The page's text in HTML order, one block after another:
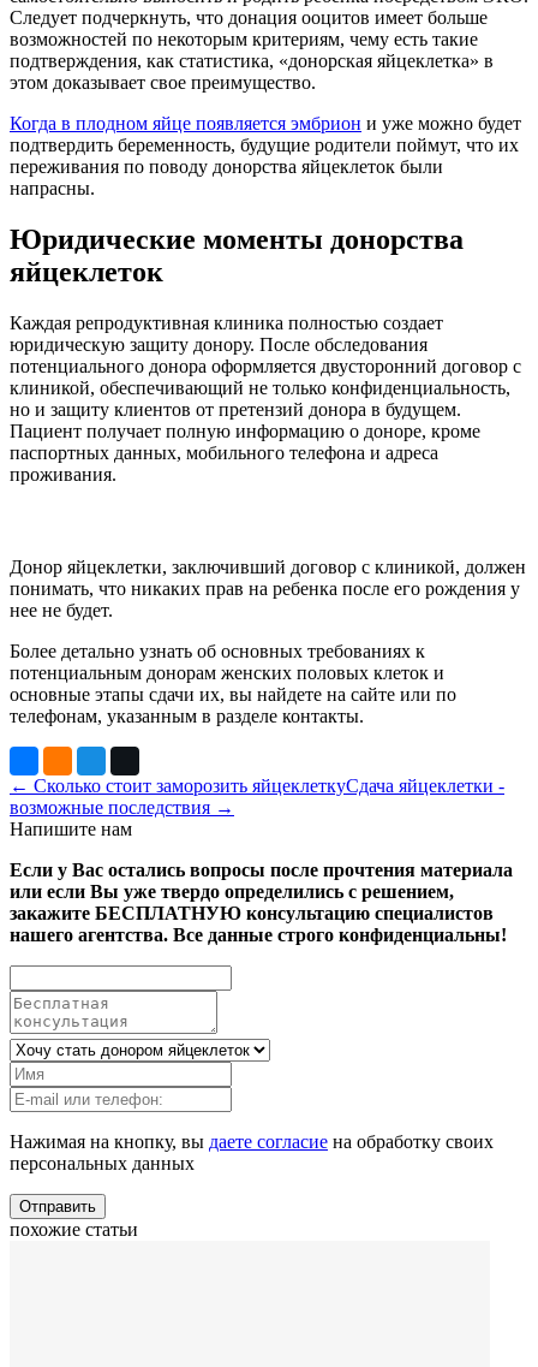
Следует подчеркнуть, что донация ооцитов имеет больше
возможностей по некоторым критериям, чему есть такие
подтверждения, как статистика, «донорская яйцеклетка» в
этом доказывает свое преимущество.
Когда в плодном яйце появляется эмбрион и уже можно будет
подтвердить беременность, будущие родители поймут, что их
переживания по поводу донорства яйцеклеток были
напрасны.
Юридические моменты донорства
яйцеклеток
Каждая репродуктивная клиника полностью создает
юридическую защиту донору. После обследования
потенциального донора оформляется двусторонний договор с
клиникой, обеспечивающий не только конфиденциальность,
но и защиту клиентов от претензий донора в будущем.
Пациент получает полную информацию о доноре, кроме
паспортных данных, мобильного телефона и адреса
проживания.
Донор яйцеклетки, заключивший договор с клиникой, должен
понимать, что никаких прав на ребенка после его рождения у
нее не будет.
Более детально узнать об основных требованиях к
потенциальным донорам женских половых клеток и
основные этапы сдачи их, вы найдете на сайте или по
телефонам, указанным в разделе контакты.
← Сколько стоит заморозить яйцеклеткуСдача яйцеклетки -
возможные последствия →
Напишите нам
Если у Вас остались вопросы после прочтения материала
или если Вы уже твердо определились с решением,
закажите БЕСПЛАТНУЮ консультацию специалистов
нашего агентства. Все данные строго конфиденциальны!
Нажимая на кнопку, вы даете согласие на обработку своих
персональных данных
Отправить
похожие статьи